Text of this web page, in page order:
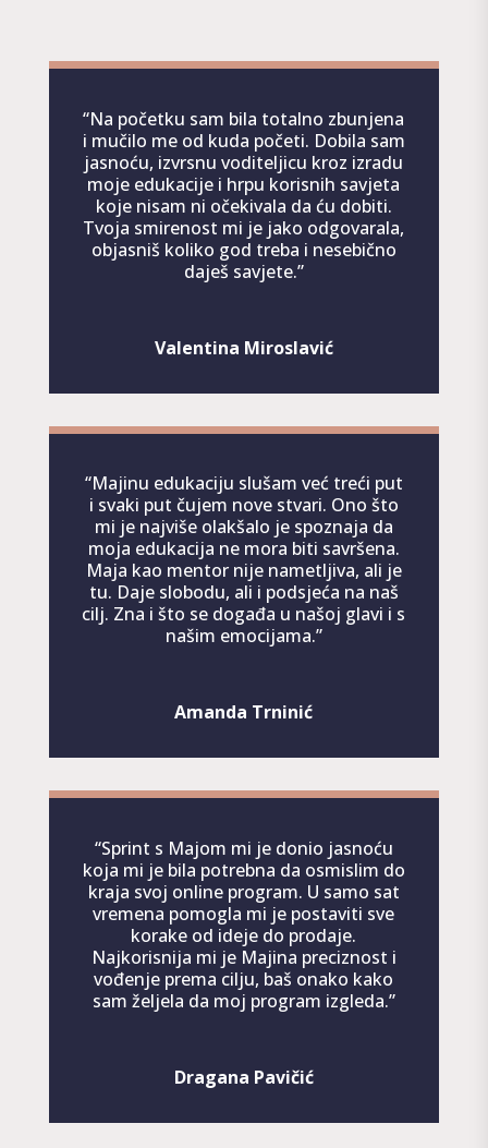
“Na početku sam bila totalno zbunjena
i mučilo me od kuda početi. Dobila sam
jasnoću, izvrsnu voditeljicu kroz izradu
moje edukacije i hrpu korisnih savjeta
koje nisam ni očekivala da ću dobiti.
Tvoja smirenost mi je jako odgovarala,
objasniš koliko god treba i nesebično
daješ savjete.”
Valentina Miroslavić
“Majinu edukaciju slušam već treći put
i svaki put čujem nove stvari. Ono što
mi je najviše olakšalo je spoznaja da
moja edukacija ne mora biti savršena.
Maja kao mentor nije nametljiva, ali je
tu. Daje slobodu, ali i podsjeća na naš
cilj. Zna i što se događa u našoj glavi i s
našim emocijama.”
Amanda Trninić
“Sprint s Majom mi je donio jasnoću
koja mi je bila potrebna da osmislim do
kraja svoj online program. U samo sat
vremena pomogla mi je postaviti sve
korake od ideje do prodaje.
Najkorisnija mi je Majina preciznost i
vođenje prema cilju, baš onako kako
sam željela da moj program izgleda.”
Dragana Pavičić